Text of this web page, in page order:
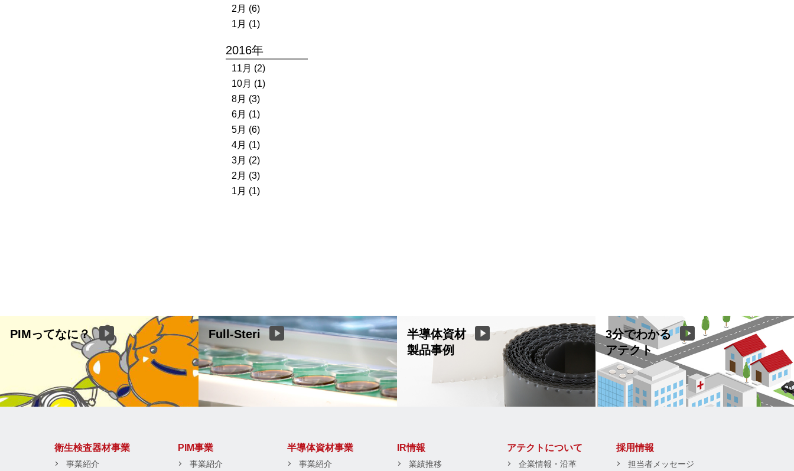
2月 (6)
1月 (1)
2016年
11月 (2)
10月 (1)
8月 (3)
6月 (1)
5月 (6)
4月 (1)
3月 (2)
2月 (3)
1月 (1)
PIMってなに？ Full-Steri
半導体資材
製品事例
3分でわかる
アテクト
衛生検査器材事業
事業紹介
PIM事業
事業紹介
半導体資材事業
事業紹介
IR情報
業績推移
アテクトについて
企業情報・沿革
採用情報
担当者メッセージ